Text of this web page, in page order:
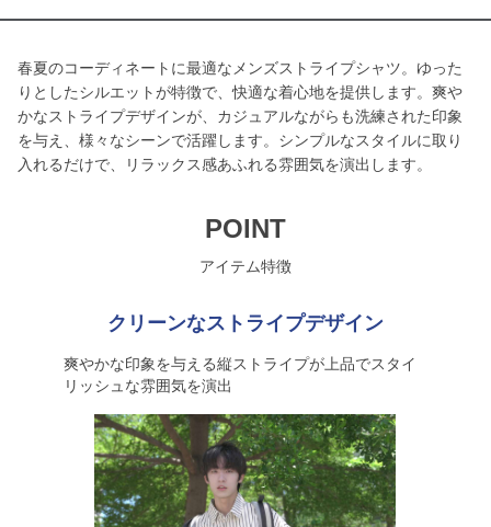
春夏のコーディネートに最適なメンズストライプシャツ。ゆった
りとしたシルエットが特徴で、快適な着心地を提供します。爽や
かなストライプデザインが、カジュアルながらも洗練された印象
を与え、様々なシーンで活躍します。シンプルなスタイルに取り
入れるだけで、リラックス感あふれる雰囲気を演出します。
POINT
アイテム特徴
クリーンなストライプデザイン
爽やかな印象を与える縦ストライプが上品でスタイ
リッシュな雰囲気を演出